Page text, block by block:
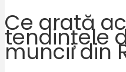
Ce arată
tendințele
muncii din